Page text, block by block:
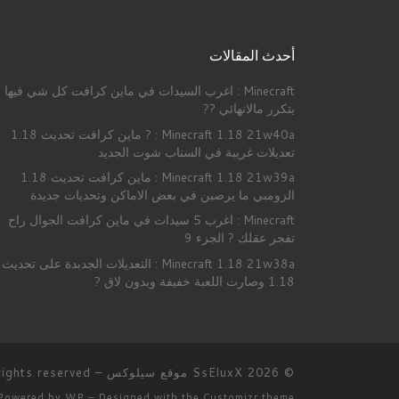
أحدث المقالات
Minecraft : اغرب السيدات في ماين كرافت كل شي فيها
يتكرر مالانهائي ??
Minecraft 1.18 21w40a : ? ماين كرافت تحديث 1.18
تعديلات غريبة في السناب شوت الجديد
Minecraft 1.18 21w39a : ماين كرافت تحديث 1.18
الزومبي ما يرصبن في بعض الاماكن وتحديات جديدة
Minecraft : اغرب 5 سيدات في ماين كرافت الجوال راح
تفجر عقلك ? الجزء 9
Minecraft 1.18 21w38a : التعديلات الجدبدة على تحديث
1.18 وصارت اللعبة خفيفة وبدون لاق ?
© 2026 SsEluxX موقع سيلوكس – All rights reserved